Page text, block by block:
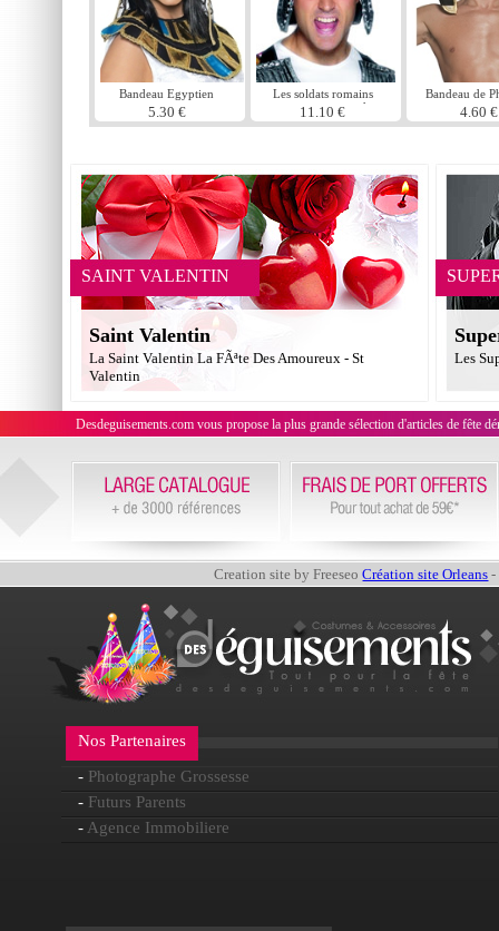
Bandeau Egyptien
5.30 €
Les soldats romains
casque argent caoutchouc
11.10 €
Bandeau de
4.60 €
SAINT VALENTIN
Saint Valentin
La Saint Valentin La FÃªte Des Amoureux - St
Valentin
Les
Desdeguisements.com vous propose la plus grande sélection d'articles de fête
Creation site by FreeseoCréation site Orleans -
Nos Partenaires
- Photographe Grossesse
- Futurs Parents
- Agence Immobiliere